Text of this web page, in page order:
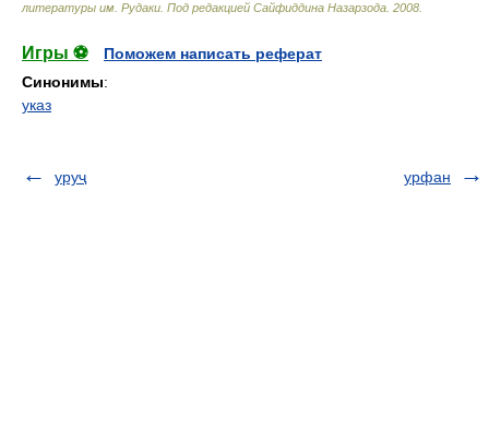
литературы им. Рудаки Под редакцией Сайфиддина Назарзода 2008
Игры ⚽
Поможем написать реферат
Синонимы:
указ
уруҷ урфан